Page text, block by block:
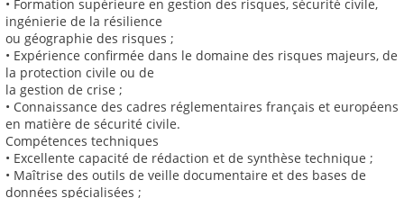
• Formation supérieure en gestion des risques, sécurité civile,
ingénierie de la résilience
ou géographie des risques ;
• Expérience confirmée dans le domaine des risques majeurs, de
la protection civile ou de
la gestion de crise ;
• Connaissance des cadres réglementaires français et européens
en matière de sécurité civile.
Compétences techniques
• Excellente capacité de rédaction et de synthèse technique ;
• Maîtrise des outils de veille documentaire et des bases de
données spécialisées ;